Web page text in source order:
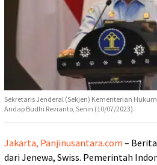
Sekretaris Jenderal (Sekjen) Kementerian
Andap Budhi Revianto, Senin (10/07/2023).
Jakarta, Panjinusantara.com –
dari Jenewa, Swiss. Pemerintah